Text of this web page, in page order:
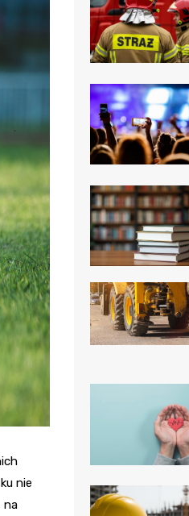
Sokołowskiego
Pomorskiej Akademii
Medycznej
Samodzielny Publiczny
Szpital Kliniczny nr 2
Specjalistyczny Szpital im.
A. Sokołowskiego
Samodzielny Publiczny
Wojewódzki Szpital
Zespolony im. M.
Skłodowskiej-Curi
nie
na